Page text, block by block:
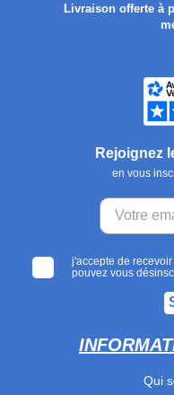
Livraison offerte à
Rejoignez
en vous
j'accepte de
pouvez vous
Qui